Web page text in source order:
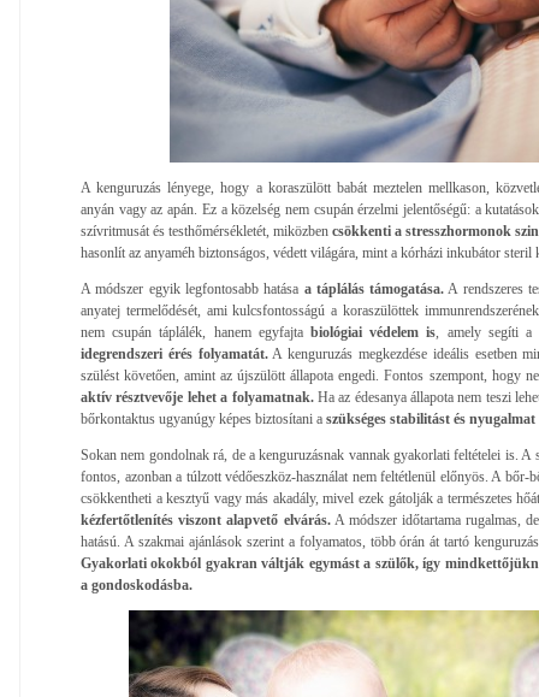
A kenguruzás lényege, hogy a koraszülött babát meztelen mellkason,
anyán vagy az apán. Ez a közelség nem csupán érzelmi jelentőségű: a
szívritmusát és testhőmérsékletét, miközben csökkenti a stresszhormonok
hasonlít az anyaméh biztonságos, védett világára, mint a kórházi inkubátor steril
A módszer egyik legfontosabb hatása a táplálás támogatása. A rendszeres
anyatej termelődését, ami kulcsfontosságú a koraszülöttek
nem csupán táplálék, hanem egyfajtabiológiai védelem is , amely segíti
idegrendszeri érés folyamatát.A kenguruzás megkezdése ideális esetben
szülést követően, amint az újszülött állapota engedi. Fontos szempont, hogy
aktív résztvevője lehet a folyamatnak.Ha az édesanya állapota nem teszi
bőrkontaktus ugyanúgy képes biztosítani a szükséges stabilitást és
Sokan nem gondolnak rá, de a kenguruzásnak vannak gyakorlati feltételei is. A
fontos, azonban a túlzott védőeszköz-használat nem feltétlenül előnyös. A bőr-
csökkentheti a kesztyű vagy más akadály, mivel ezek gátolják a természetes
kézfertőtlenítés viszont alapvető elvárás.A módszer időtartama rugalmas,
hatású. A szakmai ajánlások szerint a folyamatos, több órán át tartó
Gyakorlati okokból gyakran váltják egymást a szülők, így
a gondoskodásba.